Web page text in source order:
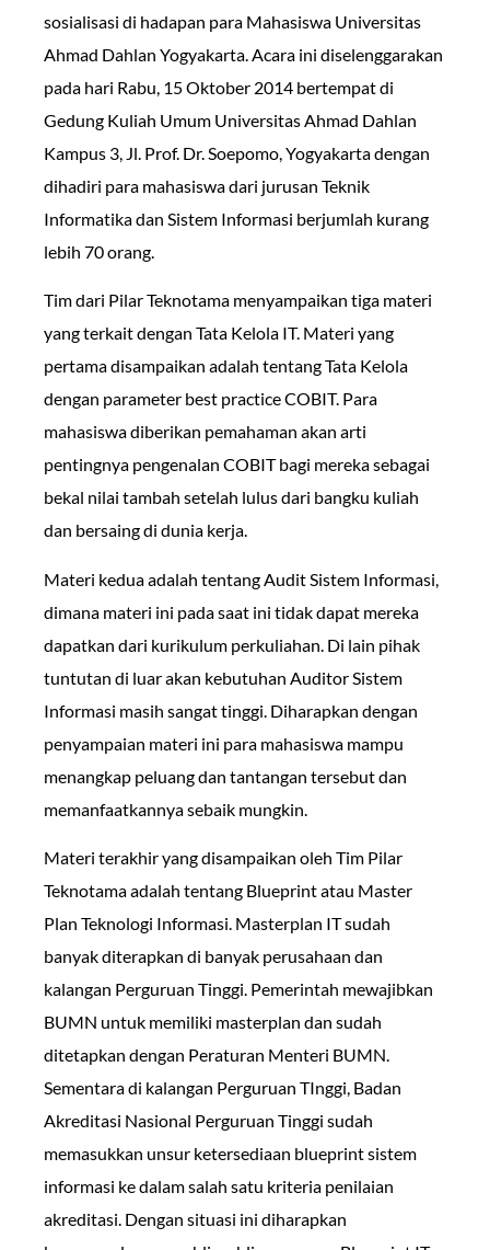
sosialisasi di hadapan para Mahasiswa Universitas
Ahmad Dahlan Yogyakarta. Acara ini diselenggarakan
pada hari Rabu, 15 Oktober 2014 bertempat di
Gedung Kuliah Umum Universitas Ahmad Dahlan
Kampus 3, Jl. Prof. Dr. Soepomo, Yogyakarta dengan
dihadiri para mahasiswa dari jurusan Teknik
Informatika dan Sistem Informasi berjumlah kurang
lebih 70 orang.
Tim dari Pilar Teknotama menyampaikan tiga materi
yang terkait dengan Tata Kelola IT. Materi yang
pertama disampaikan adalah tentang Tata Kelola
dengan parameter best practice COBIT. Para
mahasiswa diberikan pemahaman akan arti
pentingnya pengenalan COBIT bagi mereka sebagai
bekal nilai tambah setelah lulus dari bangku kuliah
dan bersaing di dunia kerja.
Materi kedua adalah tentang Audit Sistem Informasi,
dimana materi ini pada saat ini tidak dapat mereka
dapatkan dari kurikulum perkuliahan. Di lain pihak
tuntutan di luar akan kebutuhan Auditor Sistem
Informasi masih sangat tinggi. Diharapkan dengan
penyampaian materi ini para mahasiswa mampu
menangkap peluang dan tantangan tersebut dan
memanfaatkannya sebaik mungkin.
Materi terakhir yang disampaikan oleh Tim Pilar
Teknotama adalah tentang Blueprint atau Master
Plan Teknologi Informasi. Masterplan IT sudah
banyak diterapkan di banyak perusahaan dan
kalangan Perguruan Tinggi. Pemerintah mewajibkan
BUMN untuk memiliki masterplan dan sudah
ditetapkan dengan Peraturan Menteri BUMN.
Sementara di kalangan Perguruan TInggi, Badan
Akreditasi Nasional Perguruan Tinggi sudah
memasukkan unsur ketersediaan blueprint sistem
informasi ke dalam salah satu kriteria penilaian
akreditasi. Dengan situasi ini diharapkan